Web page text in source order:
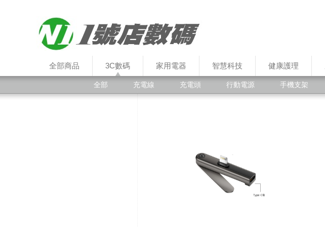
全部商品 3C數碼 家用電器 智慧科技 健康護理
全部 充電線 充電頭 行動電源 手機支架